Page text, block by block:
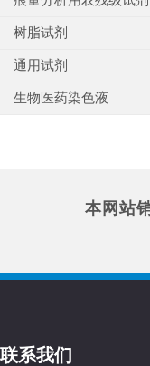
树脂试剂
通用试剂
生物医药染色液
本网站
联系我们